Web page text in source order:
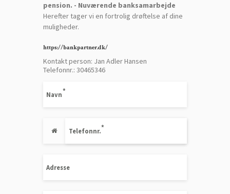
pension. - Nuværende banksamarbejde
Herefter tager vi en fortrolig drøftelse af dine
muligheder.
https://bankpartner.dk/
Kontakt person: Jan Adler Hansen
Telefonnr.: 30465346
Navn
Telefonnr.
Adresse